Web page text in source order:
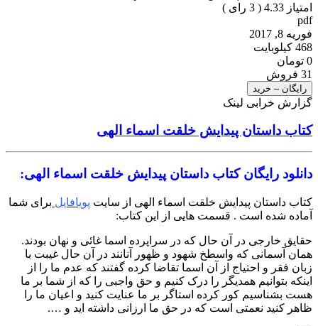
امتیاز 4.33 ( 3 رای )
pdf
فوریه 8, 2017
468 کیلوبایت
0 تومان
31 فروش
رایگان – خرید
گزارش خرابی لینک
کتاب داستان پیدایش خلقت اسماء الهی
دانلود رایگان کتاب داستان پیدایش خلقت اسماء الهی:
کتاب داستان پیدایش خلقت اسماء الهی از سایت پویافایل برای شما
آماده شده است . قسمت هایی از این کتاب:
حقایق خارجی در آن حال که در سراپرده اسما غائی و نهان بودند.
همان آسمانی که واسطخ شهود و ظهور آنانند در آن حال غیبت با
زبان فقر و احتیاج از آن اسما تقاضا کرده گفتند که عدم ما را از
اینکه بتوانیم همدیگر را درک کنیم و حق واجبی را که از شما بر ما
هست بشناسیم کور کرده استاگر بر ما عنایت کنید و اعیان ما را
ظاهر کنید نعمتی است که در حق ما ارزانی داشته اید و ….